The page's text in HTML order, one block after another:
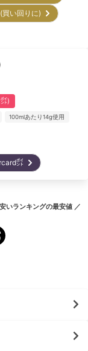
(買い回りに)
)
100mlあたり14g使用
㌽
いランキングの最安値 ／